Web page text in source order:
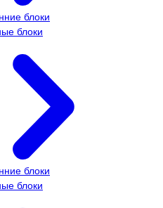
блоки
блоки
блоки
блоки